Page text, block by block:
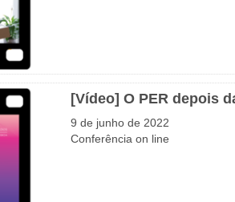
[Vídeo] O PER depois
9 de junho de 2022
Conferência on line